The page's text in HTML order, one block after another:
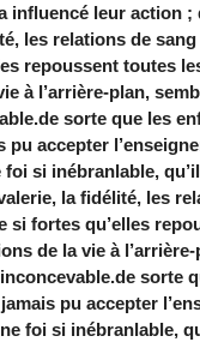
influencé leur action ;
les relations de
repoussent toutes
à l’arrière-plan,
sorte que les
pu accepter
si inébranlable,
la fidélité, les
si fortes qu’elles
de la vie à
inconcevable.de sorte
pu accepter
foi si inébranlable,